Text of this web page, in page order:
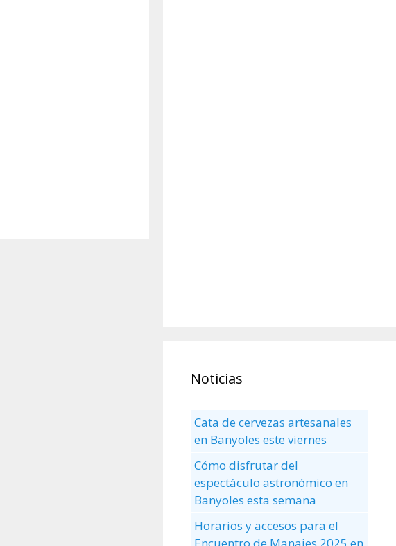
Noticias
Cata de cervezas artesanales
en Banyoles este viernes
Cómo disfrutar del
espectáculo astronómico en
Banyoles esta semana
Horarios y accesos para el